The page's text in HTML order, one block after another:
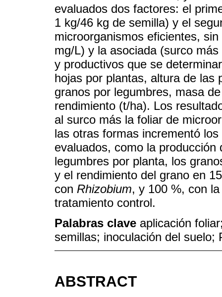
evaluados dos factores: el
1 kg/46 kg de semilla) y el
microorganismos eficientes,
mg/L) y la asociada (surco
y productivos que se
hojas por plantas, altura de las
granos por legumbres, masa
rendimiento (t/ha). Los
al surco más la foliar de
las otras formas incrementó
evaluados, como la
legumbres por planta, los
y el rendimiento del grano en
con Rhizobium, y 100 %, con
tratamiento control.
Palabras clave aplicación
semillas; inoculación del suelo;
ABSTRACT